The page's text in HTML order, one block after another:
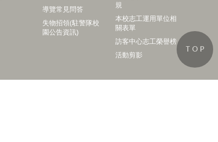
導覽常見問答
失物招領(駐警隊校
園公告資訊)
規
本校志工運用單位相
關表單
訪客中心志工榮譽榜
活動剪影